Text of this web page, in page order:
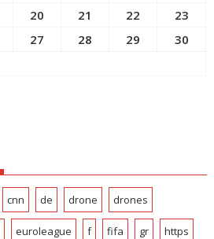
20 21 22
23
27 28 29
30
cnn de drone drones
euroleague f fifa gr https